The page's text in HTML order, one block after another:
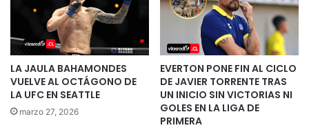
LA JAULA BAHAMONDES
VUELVE AL OCTÁGONO DE
LA UFC EN SEATTLE
marzo 27, 2026
EVERTON PONE FIN AL CICLO
DE JAVIER TORRENTE TRAS
UN INICIO SIN VICTORIAS NI
GOLES EN LA LIGA DE
PRIMERA